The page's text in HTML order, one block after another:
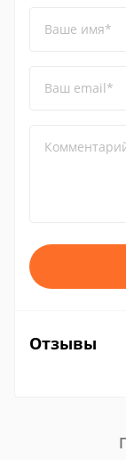
Ваше имя*
Ваш email*
Отзывы